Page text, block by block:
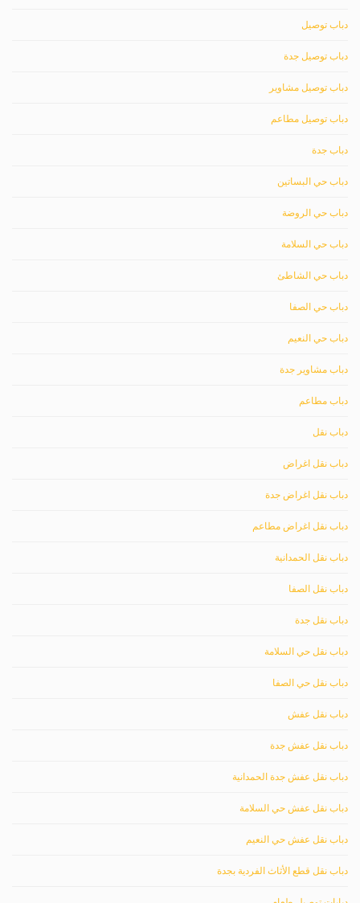
دباب توصيل
دباب توصيل جدة
دباب توصيل مشاوير
دباب توصيل مطاعم
دباب جدة
دباب حي البساتين
دباب حي الروضة
دباب حي السلامة
دباب حي الشاطئ
دباب حي الصفا
دباب حي النعيم
دباب مشاوير جدة
دباب مطاعم
دباب نقل
دباب نقل اغراض
دباب نقل اغراض جدة
دباب نقل اغراض مطاعم
دباب نقل الحمدانية
دباب نقل الصفا
دباب نقل جدة
دباب نقل حي السلامة
دباب نقل حي الصفا
دباب نقل عفش
دباب نقل عفش جدة
دباب نقل عفش جدة الحمدانية
دباب نقل عفش حي السلامة
دباب نقل عفش حي النعيم
دباب نقل قطع الأثاث الفردية بجدة